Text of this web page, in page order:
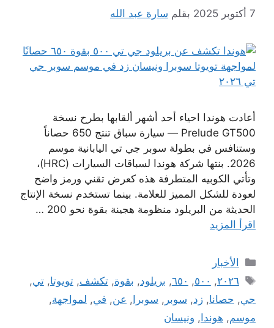
7 أكتوبر 2025 بقلم سارة عبد الله
أعادت هوندا احياء أحد أشهر ألقابها بطرح نسخة
Prelude GT500 — سيارة سباق تنتج 650 حصاناً
وستنافس في بطولة سوبر جي تي اليابانية موسم
2026. بنتها شركة هوندا لسباقات السيارات (HRC)،
وتأتي الكوبيه المتطرفة هذه كعرض تقني ورمز واضح
لعودة للشكل المميز للعلامة. بينما تستخدم نسخة الإنتاج
الحديثة من البريلود منظومة هجينة بقوة نحو 200 …
اقرأ المزيد
التصنيفات
الأخبار
الوسوم
٢٠٢٦, ٥٠٠, ٦٥٠, بريلود, بقوة,تكشف,تويوتا,تي,
جي, حصانا, زد, سوبر , سوبرا , عن, في, لمواجهة,
موسم, هوندا , ونيسان